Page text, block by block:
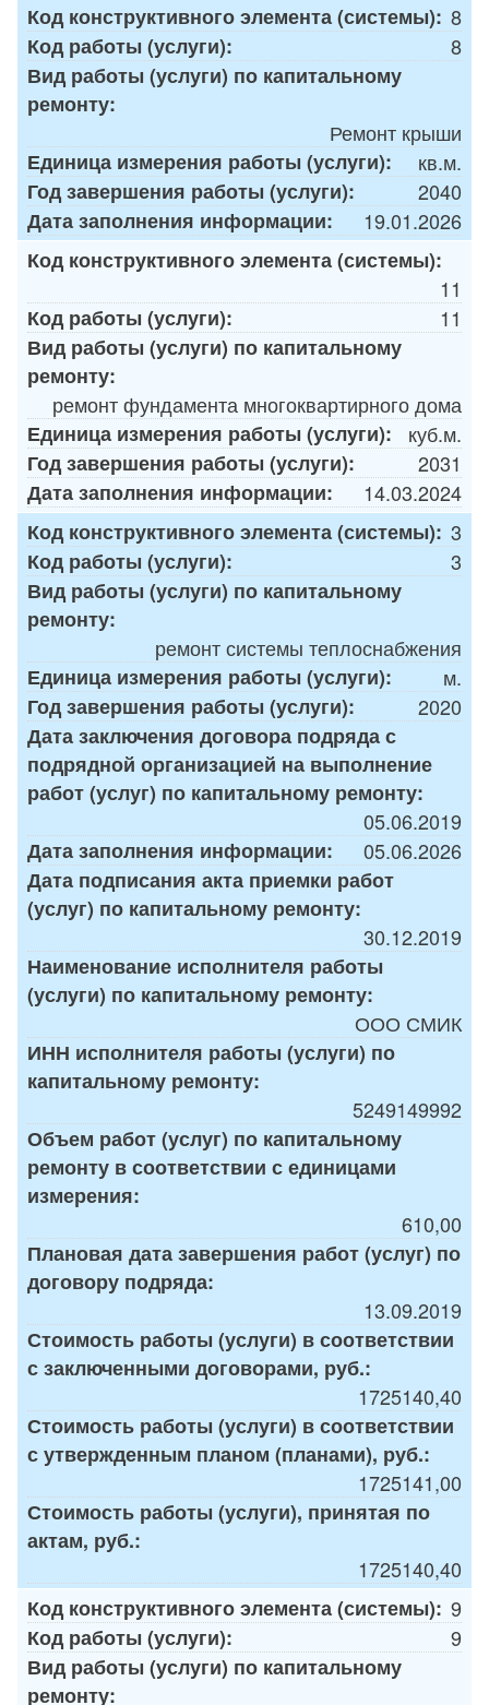
Код конструктивного элемента (системы): 8
Код работы (услуги):
8
Вид работы (услуги) по капитальному
ремонту:
Ремонт крыши
Единица измерения работы (услуги):
кв.м.
Год завершения работы (услуги):
2040
Дата заполнения информации:
19.01.2026
Код конструктивного элемента (системы):
11
Код работы (услуги):
11
Вид работы (услуги) по капитальному
ремонту:
ремонт фундамента многоквартирного дома
Единица измерения работы (услуги):
куб.м.
Год завершения работы (услуги):
2031
Дата заполнения информации:
14.03.2024
Код конструктивного элемента (системы): 3
Код работы (услуги):
3
Вид работы (услуги) по капитальному
ремонту:
ремонт системы теплоснабжения
Единица измерения работы (услуги):
м.
Год завершения работы (услуги):
2020
Дата заключения договора подряда с
подрядной организацией на выполнение
работ (услуг) по капитальному ремонту:
05.06.2019
Дата заполнения информации:
05.06.2026
Дата подписания акта приемки работ
(услуг) по капитальному ремонту:
30.12.2019
Наименование исполнителя работы
(услуги) по капитальному ремонту:
ООО СМИК
ИНН исполнителя работы (услуги) по
капитальному ремонту:
5249149992
Объем работ (услуг) по капитальному
ремонту в соответствии с единицами
измерения:
610,00
Плановая дата завершения работ (услуг) по
договору подряда:
13.09.2019
Стоимость работы (услуги) в соответствии
с заключенными договорами, руб.:
1725140,40
Стоимость работы (услуги) в соответствии
с утвержденным планом (планами), руб.:
1725141,00
Стоимость работы (услуги), принятая по
актам, руб.:
1725140,40
Код конструктивного элемента (системы): 9
Код работы (услуги):
9
Вид работы (услуги) по капитальному
ремонту: